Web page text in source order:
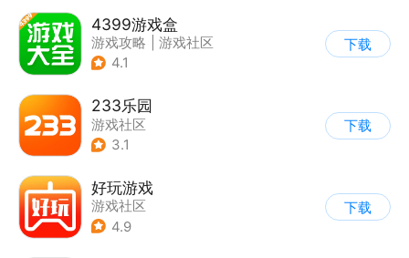
4399游戏盒
游戏攻略
游戏社区
4.1
下载
233乐园
游戏社区
3.1
下载
好玩游戏
游戏社区
4.9
下载